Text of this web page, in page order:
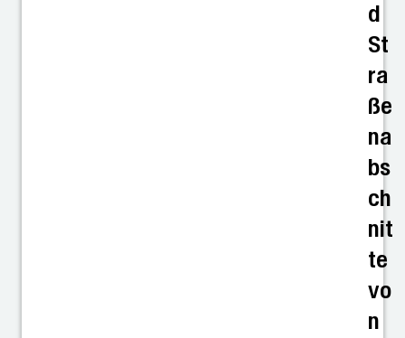
d
St
ra
ße
na
bs
ch
nit
te
vo
n